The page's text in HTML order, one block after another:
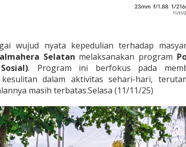
wujud nyata kepedulian terhadap
Selatan melaksanakan program
. Program ini berfokus pada
dalam aktivitas sehari-hari,
masih terbatas.Selasa (11/11/25)